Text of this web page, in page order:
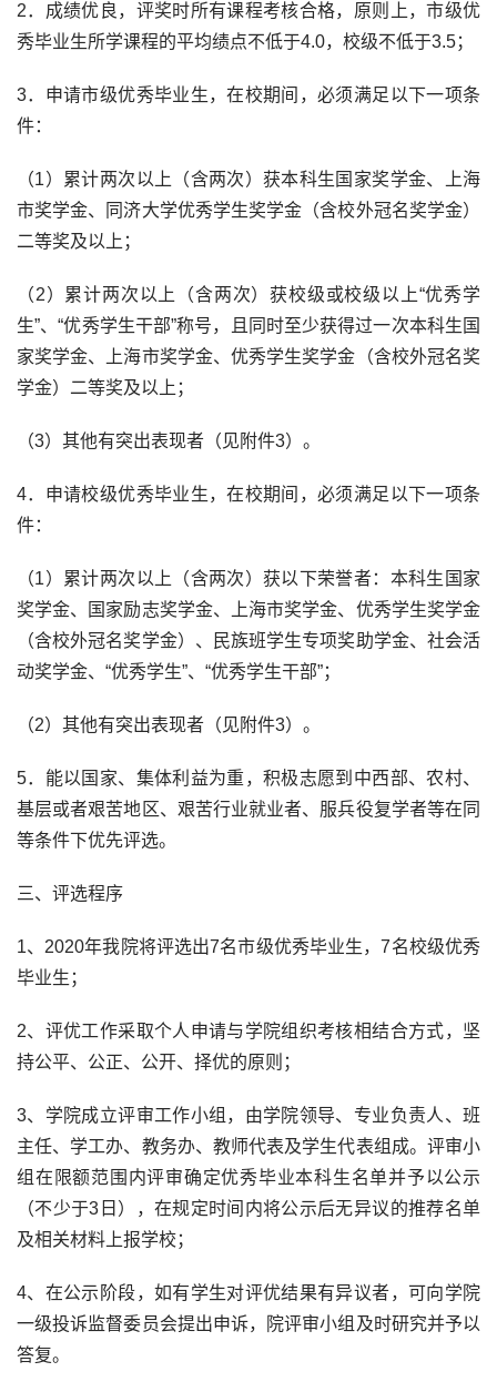
2．成绩优良，评奖时所有课程考核合格，原则上，市级优
秀毕业生所学课程的平均绩点不低于4.0，校级不低于3.5；
3．申请市级优秀毕业生，在校期间，必须满足以下一项条
件：
（1）累计两次以上（含两次）获本科生国家奖学金、上海
市奖学金、同济大学优秀学生奖学金（含校外冠名奖学金）
二等奖及以上；
（2）累计两次以上（含两次）获校级或校级以上“优秀学
生”、“优秀学生干部”称号，且同时至少获得过一次本科生国
家奖学金、上海市奖学金、优秀学生奖学金（含校外冠名奖
学金）二等奖及以上；
（3）其他有突出表现者（见附件3）。
4．申请校级优秀毕业生，在校期间，必须满足以下一项条
件：
（1）累计两次以上（含两次）获以下荣誉者：本科生国家
奖学金、国家励志奖学金、上海市奖学金、优秀学生奖学金
（含校外冠名奖学金）、民族班学生专项奖助学金、社会活
动奖学金、“优秀学生”、“优秀学生干部”；
（2）其他有突出表现者（见附件3）。
5．能以国家、集体利益为重，积极志愿到中西部、农村、
基层或者艰苦地区、艰苦行业就业者、服兵役复学者等在同
等条件下优先评选。
三、评选程序
1、2020年我院将评选出7名市级优秀毕业生，7名校级优秀
毕业生；
2、评优工作采取个人申请与学院组织考核相结合方式，坚
持公平、公正、公开、择优的原则；
3、学院成立评审工作小组，由学院领导、专业负责人、班
主任、学工办、教务办、教师代表及学生代表组成。评审小
组在限额范围内评审确定优秀毕业本科生名单并予以公示
（不少于3日），在规定时间内将公示后无异议的推荐名单
及相关材料上报学校；
4、在公示阶段，如有学生对评优结果有异议者，可向学院
一级投诉监督委员会提出申诉，院评审小组及时研究并予以
答复。